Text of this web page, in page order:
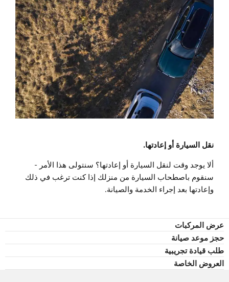
نقل السيارة أو إعادتها.
ألا يوجد وقت لنقل السيارة أو إعادتها؟ سنتولى هذا الأمر -
سنقوم باصطحاب السيارة من منزلك إذا كنت ترغب في ذلك
وإعادتها بعد إجراء الخدمة والصيانة.
عرض المركبات
حجز موعد صيانة
طلب قيادة تجريبية
العروض الخاصة